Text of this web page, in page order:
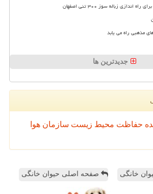
زباله سوز ۳۰۰ تنی اصفهان
مذهبی راه می یابد
جدیدترین ها
حفاظت محیط زیست سازمان هوا
خانگی صفحه اصلی حیوان خانگی